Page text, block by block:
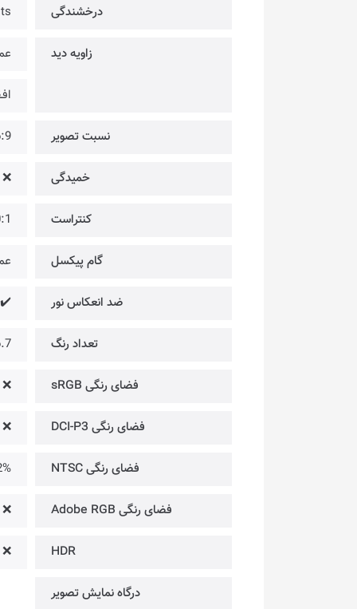
درخشندگی
زاویه دید
نسبت تصویر
خمیدگی ❌
کنتراست
گام پیکسل
ضد انعکاس نور ✔️
تعداد رنگ 16.7
فضای رنگی sRGB ❌
فضای رنگی DCI-P3 ❌
فضای رنگی NTSC
فضای رنگی Adobe RGB ❌
HDR
❌
درگاه‌ نمایش تصویر